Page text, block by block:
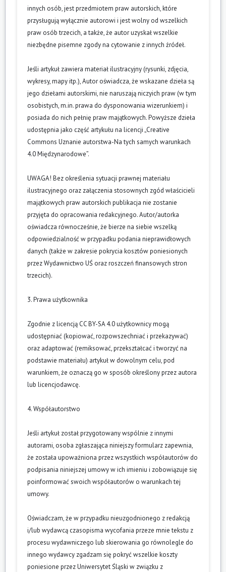
innych osób, jest przedmiotem praw autorskich, które
przysługują wyłącznie autorowi i jest wolny od wszelkich
praw osób trzecich, a także, że autor uzyskał wszelkie
niezbędne pisemne zgody na cytowanie z innych źródeł.
Jeśli artykuł zawiera materiał ilustracyjny (rysunki, zdjęcia,
wykresy, mapy itp.), Autor oświadcza, że wskazane dzieła są
jego dziełami autorskimi, nie naruszają niczyich praw (w tym
osobistych, m.in. prawa do dysponowania wizerunkiem) i
posiada do nich pełnię praw majątkowych. Powyższe dzieła
udostępnia jako część artykułu na licencji „Creative
Commons Uznanie autorstwa-Na tych samych warunkach
4.0 Międzynarodowe”.
UWAGA! Bez określenia sytuacji prawnej materiału
ilustracyjnego oraz załączenia stosownych zgód właścicieli
majątkowych praw autorskich publikacja nie zostanie
przyjęta do opracowania redakcyjnego. Autor/autorka
oświadcza równocześnie, że bierze na siebie wszelką
odpowiedzialność w przypadku podania nieprawidłowych
danych (także w zakresie pokrycia kosztów poniesionych
przez Wydawnictwo UŚ oraz roszczeń finansowych stron
trzecich).
3. Prawa użytkownika
Zgodnie z licencją CC BY-SA 4.0 użytkownicy mogą
udostępniać (kopiować, rozpowszechniać i przekazywać)
oraz adaptować (remiksować, przekształcać i tworzyć na
podstawie materiału) artykuł w dowolnym celu, pod
warunkiem, że oznaczą go w sposób określony przez autora
lub licencjodawcę.
4. Współautorstwo
Jeśli artykuł został przygotowany wspólnie z innymi
autorami, osoba zgłaszająca niniejszy formularz zapewnia,
że została upoważniona przez wszystkich współautorów do
podpisania niniejszej umowy w ich imieniu i zobowiązuje się
poinformować swoich współautorów o warunkach tej
umowy.
Oświadczam, że w przypadku nieuzgodnionego z redakcją
i/lub wydawcą czasopisma wycofania przeze mnie tekstu z
procesu wydawniczego lub skierowania go równolegle do
innego wydawcy zgadzam się pokryć wszelkie koszty
poniesione przez Uniwersytet Śląski w związku z